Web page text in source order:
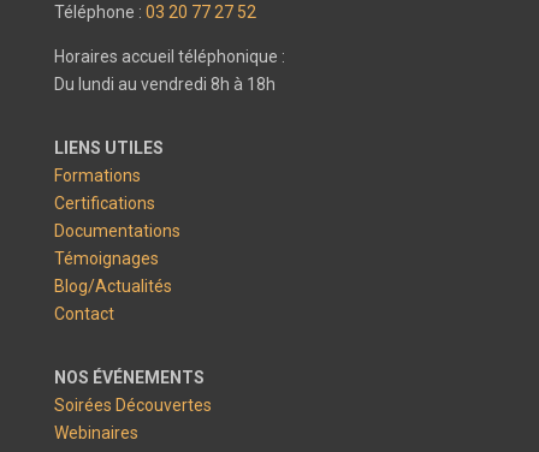
Téléphone : 03 20 77 27 52
Horaires accueil téléphonique :
Du lundi au vendredi 8h à 18h
LIENS UTILES
Formations
Certifications
Documentations
Témoignages
Blog/Actualités
Contact
NOS ÉVÉNEMENTS
Soirées Découvertes
Webinaires